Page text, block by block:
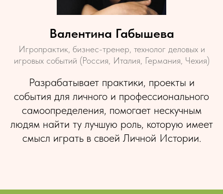
Валентина Габышева
Игропрактик, бизнес-тренер, технолог деловых и
игровых событий (Россия, Италия, Германия, Чехия)
Разрабатывает практики, проекты и
события для личного и профессионального
самоопределения, помогает нескучным
людям найти ту лучшую роль, которую имеет
смысл играть в своей Личной Истории.